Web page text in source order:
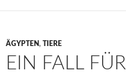
ÄGYPTEN, TIERE
EIN FALL FÜR